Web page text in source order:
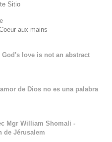
Sitio
aux mains
God's love is not an abstract
de Dios no es una palabra
Mgr William Shomali -
de Jérusalem